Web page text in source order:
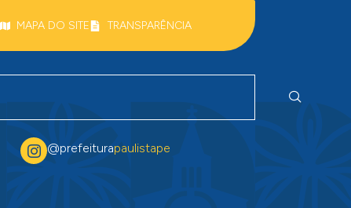
MAPA DO SITE TRANSPARÊNCIA
@prefeiturapaulistape